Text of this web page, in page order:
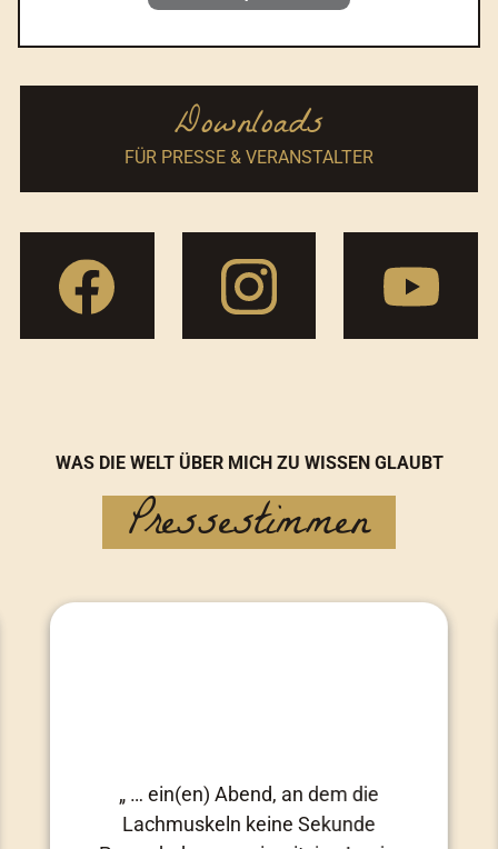
Downloads
FÜR PRESSE & VERANSTALTER
WAS DIE WELT ÜBER MICH ZU WISSEN GLAUBT
Pressestimmen
„ … ein(en) Abend, an dem die
Lachmuskeln keine Sekunde